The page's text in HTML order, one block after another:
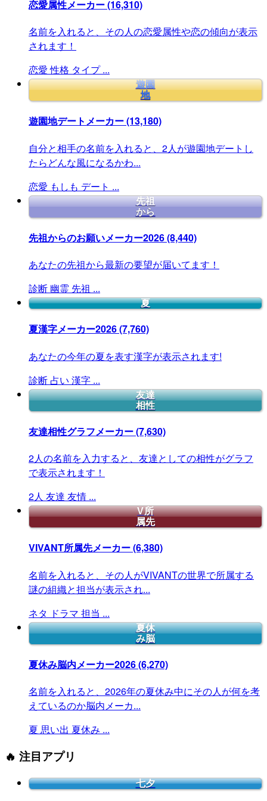
恋愛属性メーカー(16,310)
名前を入れると、その人の恋愛属性や恋の傾向が表示
されます！
恋愛 性格 タイプ ...
遊園
地
遊園地デートメーカー(13,180)
自分と相手の名前を入れると、2人が遊園地デートし
たらどんな風になるかわ...
恋愛 もしも デート ...
先祖
から
先祖からのお願いメーカー2026(8,440)
あなたの先祖から最新の要望が届いてます！
診断 幽霊 先祖 ...
夏
夏漢字メーカー2026(7,760)
あなたの今年の夏を表す漢字が表示されます!
診断 占い 漢字 ...
友達
相性
友達相性グラフメーカー(7,630)
2人の名前を入力すると、友達としての相性がグラフ
で表示されます！
2人 友達 友情 ...
V所
属先
VIVANT所属先メーカー(6,380)
名前を入れると、その人がVIVANTの世界で所属する
謎の組織と担当が表示され...
ネタ ドラマ 担当 ...
夏休
み脳
夏休み脳内メーカー2026(6,270)
名前を入れると、2026年の夏休み中にその人が何を考
えているのか脳内メーカ...
夏 思い出 夏休み ...
🔥 注目アプリ
七夕